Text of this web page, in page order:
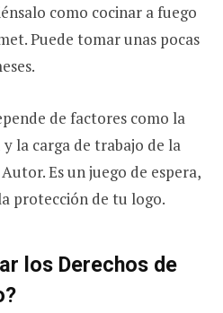
como cocinar a fuego
Puede tomar unas pocas
de factores como la
la carga de trabajo de la
Es un juego de espera,
protección de tu logo.
los Derechos de